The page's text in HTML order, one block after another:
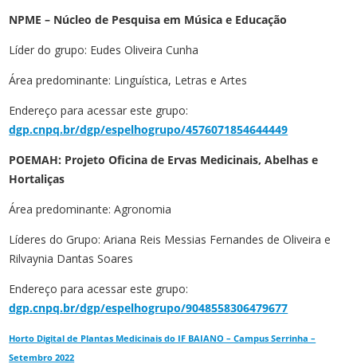
NPME – Núcleo de Pesquisa em Música e Educação
Líder do grupo: Eudes Oliveira Cunha
Área predominante: Linguística, Letras e Artes
Endereço para acessar este grupo:
dgp.cnpq.br/dgp/espelhogrupo/4576071854644449
POEMAH: Projeto Oficina de Ervas Medicinais, Abelhas e
Hortaliças
Área predominante: Agronomia
Líderes do Grupo: Ariana Reis Messias Fernandes de Oliveira e
Rilvaynia Dantas Soares
Endereço para acessar este grupo:
dgp.cnpq.br/dgp/espelhogrupo/9048558306479677
Horto Digital de Plantas Medicinais do IF BAIANO – Campus Serrinha –
Setembro 2022